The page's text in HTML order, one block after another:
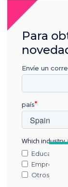
Para
Envíe un
país
Which industry
Educación
Empresa
Otros